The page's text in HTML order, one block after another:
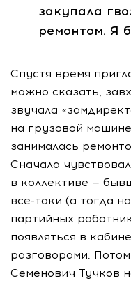
закупала
ремонтом. Я
Спустя время
можно сказать,
звучала
на грузовой
занималась
Сначала
в коллективе —
все-таки (а тогда
партийных
появляться в
разговорами.
Семенович Тучков